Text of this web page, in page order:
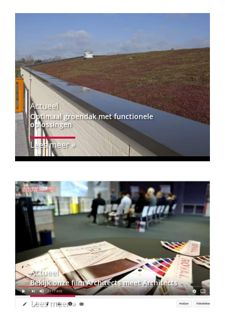
Actueel
Optimaal groendak met functionele
oplossingen
Lees meer »
Actueel
Bekijk onze film Architects meet Architects
Lees meer »